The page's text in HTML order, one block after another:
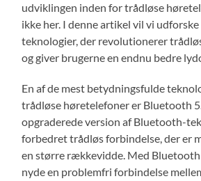
udviklingen inden for trådløse
ikke her. I denne artikel vil vi
teknologier, der revolutionerer
og giver brugerne en endnu bedre
En af de mest betydningsfulde
trådløse høretelefoner er Bluetooth
opgraderede version af Bluetooth-
forbedret trådløs forbindelse, der er
en større rækkevidde. Med
nyde en problemfri forbindelse